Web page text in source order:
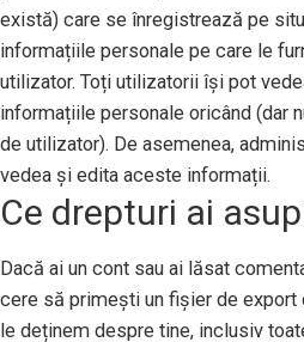
există) care se înregistrează pe
informațiile personale pe care le
utilizator. Toți utilizatorii își pot
informațiile personale oricând (dar
de utilizator). De asemenea,
vedea și edita aceste informații.
Ce drepturi ai
Dacă ai un cont sau ai lăsat
cere să primești un fișier de export
le deținem despre tine, inclusiv